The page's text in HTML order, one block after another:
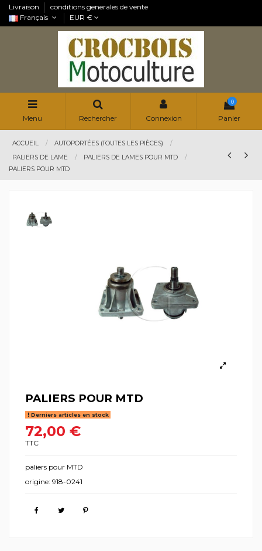
Livraison
conditions generales de vente
Français
EUR €
Menu Rechercher Connexion
0
Panier
ACCUEIL
AUTOPORTÉES (TOUTES LES PIÈCES)
PALIERS DE LAME
PALIERS DE LAMES POUR MTD
PALIERS POUR MTD
PALIERS POUR MTD
Derniers articles en stock
72,00 €
TTC
paliers pour MTD
origine: 918-0241